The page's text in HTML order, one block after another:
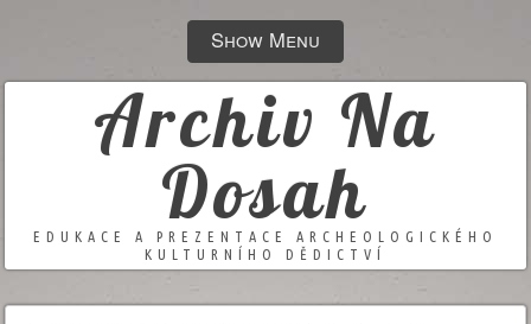
Show Menu
Archiv Na
Dosah
EDUKACE A PREZENTACE ARCHEOLOGICKÉHO
KULTURNÍHO DĚDICTVÍ